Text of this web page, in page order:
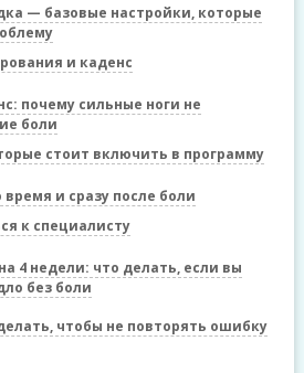
— базовые настройки, которые
и каденс
почему сильные ноги не
боли
стоит включить в программу
и сразу после боли
к специалисту
4 недели: что делать, если вы
без боли
чтобы не повторять ошибку